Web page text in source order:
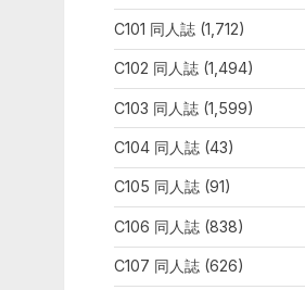
C101 同人誌 (1,712)
C102 同人誌 (1,494)
C103 同人誌 (1,599)
C104 同人誌 (43)
C105 同人誌 (91)
C106 同人誌 (838)
C107 同人誌 (626)